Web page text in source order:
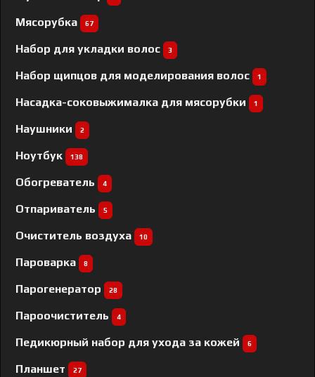
Мясорубка 67
Набор для укладки волос 3
Набор щипцов для моделирования волос 1
Насадка-соковыжималка для мясорубки 1
Наушники 2
Ноутбук 138
Обогреватель 4
Отпариватель 5
Очиститель воздуха 10
Пароварка 8
Парогенератор 28
Пароочиститель 4
Педикюрный набор для ухода за кожей 6
Планшет 27